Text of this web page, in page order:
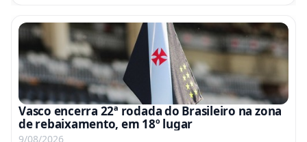
Vasco encerra 22ª rodada do Brasileiro na zona
de rebaixamento, em 18º lugar
9/08/2026